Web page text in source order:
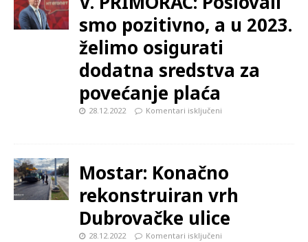
smo pozitivno, a u 2023.
želimo osigurati
dodatna sredstva za
povećanje plaća
28.12.2022 Komentari isključeni
Mostar: Konačno
rekonstruiran vrh
Dubrovačke ulice
28.12.2022 Komentari isključeni